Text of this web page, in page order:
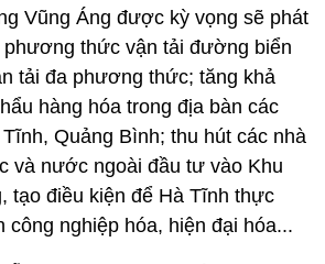
Vũng Áng được kỳ vọng sẽ phát
phương thức vận tải đường biển
tải đa phương thức; tăng khả
hàng hóa trong địa bàn các
Quảng Bình; thu hút các nhà
và nước ngoài đầu tư vào Khu
tạo điều kiện để Hà Tĩnh thực
công nghiệp hóa, hiện đại hóa...